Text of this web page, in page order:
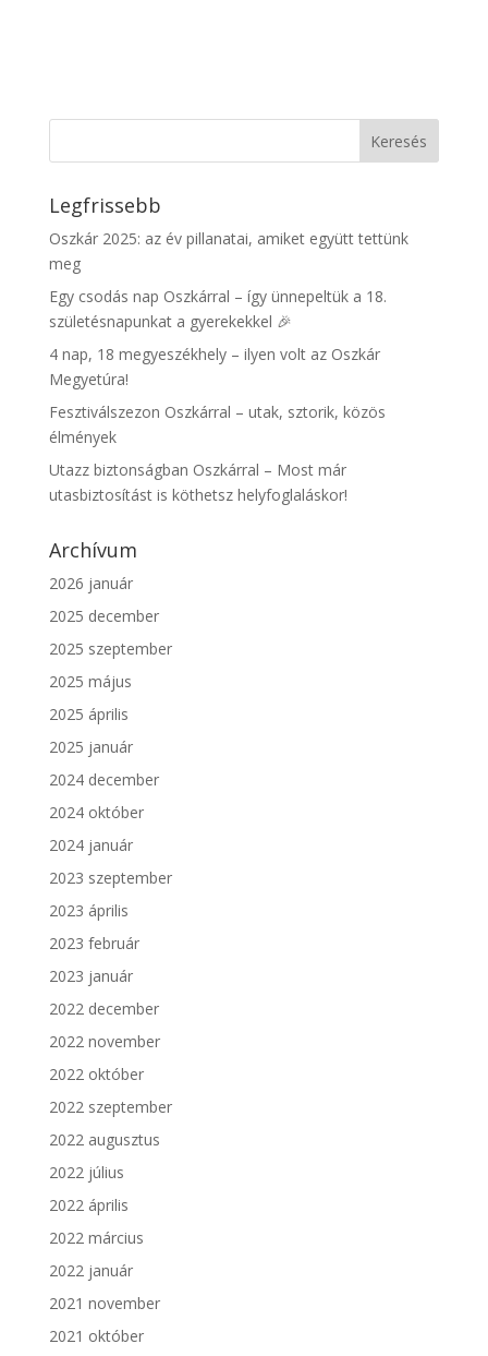
Legfrissebb
Oszkár 2025: az év pillanatai, amiket együtt tettünk
meg
Egy csodás nap Oszkárral – így ünnepeltük a 18.
születésnapunkat a gyerekekkel 🎉
4 nap, 18 megyeszékhely – ilyen volt az Oszkár
Megyetúra!
Fesztiválszezon Oszkárral – utak, sztorik, közös
élmények
Utazz biztonságban Oszkárral – Most már
utasbiztosítást is köthetsz helyfoglaláskor!
Archívum
2026 január
2025 december
2025 szeptember
2025 május
2025 április
2025 január
2024 december
2024 október
2024 január
2023 szeptember
2023 április
2023 február
2023 január
2022 december
2022 november
2022 október
2022 szeptember
2022 augusztus
2022 július
2022 április
2022 március
2022 január
2021 november
2021 október